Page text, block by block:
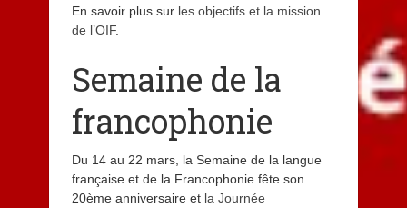
En savoir plus sur les objectifs et la mission
de l’OIF.
Semaine de la
francophonie
Du 14 au 22 mars, la Semaine de la langue
française et de la Francophonie fête son
20ème anniversaire et la Journée